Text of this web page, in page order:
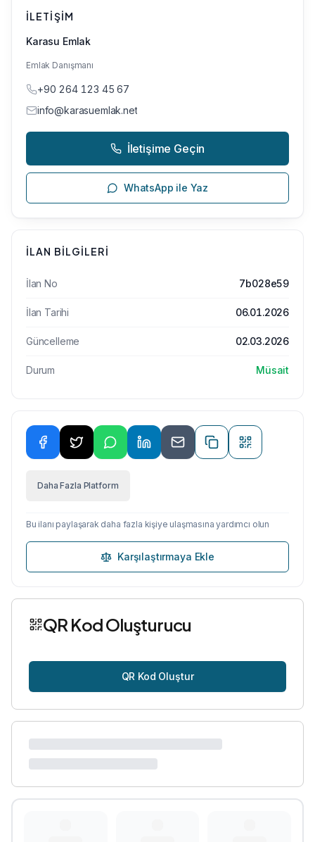
İLETIŞIM
Karasu Emlak
Emlak Danışmanı
+90 264 123 45 67
info@karasuemlak.net
İletişime Geçin
WhatsApp ile Yaz
İLAN BILGILERI
İlan No 7b028e59
İlan Tarihi 06.01.2026
Güncelleme 02.03.2026
Durum Müsait
Daha Fazla Platform
Bu ilanı paylaşarak daha fazla kişiye ulaşmasına yardımcı olun
Karşılaştırmaya Ekle
QR Kod Oluşturucu
QR Kod Oluştur